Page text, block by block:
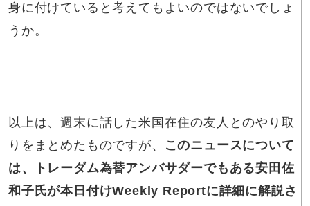
身に付けていると考えてもよいのではないでしょ
うか。
以上は、週末に話した米国在住の友人とのやり取
りをまとめたものですが、
このニュースについて
は、トレーダム為替アンバサダーでもある安田佐
和子氏が本日付けWeekly Reportに詳細に解説さ